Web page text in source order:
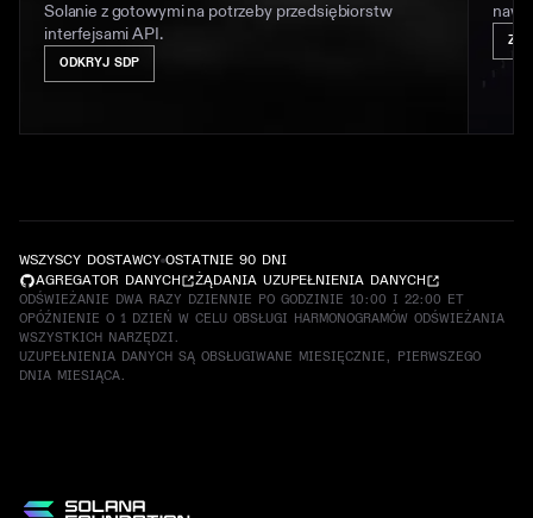
Solanie z gotowymi na potrzeby przedsiębiorstw
interfejsami API.
ODKRYJ SDP
WSZYSCY DOSTAWCY OSTATNIE 90 DNI
AGREGATOR DANYCH
ŻĄDANIA UZUPEŁNIENIA DANYCH
ODŚWIEŻANIE DWA RAZY DZIENNIE PO GODZINIE 10:00 I 22:00 ET
OPÓŹNIENIE O 1 DZIEŃ W CELU OBSŁUGI HARMONOGRAMÓW ODŚWIEŻANIA
WSZYSTKICH NARZĘDZI.
UZUPEŁNIENIA DANYCH SĄ OBSŁUGIWANE MIESIĘCZNIE, PIERWSZEGO
DNIA MIESIĄCA.